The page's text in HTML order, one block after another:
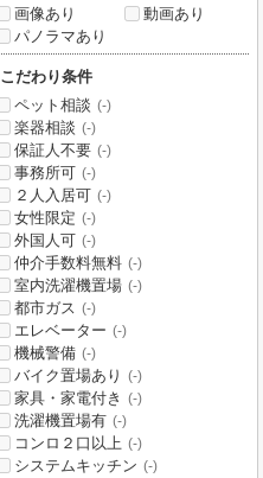
画像あり
動画あり
パノラマあり
こだわり条件
ペット相談 (-)
楽器相談 (-)
保証人不要 (-)
事務所可 (-)
２人入居可 (-)
女性限定 (-)
外国人可 (-)
仲介手数料無料 (-)
室内洗濯機置場 (-)
都市ガス (-)
エレベーター (-)
機械警備 (-)
バイク置場あり (-)
家具・家電付き (-)
洗濯機置場有 (-)
コンロ２口以上 (-)
システムキッチン (-)